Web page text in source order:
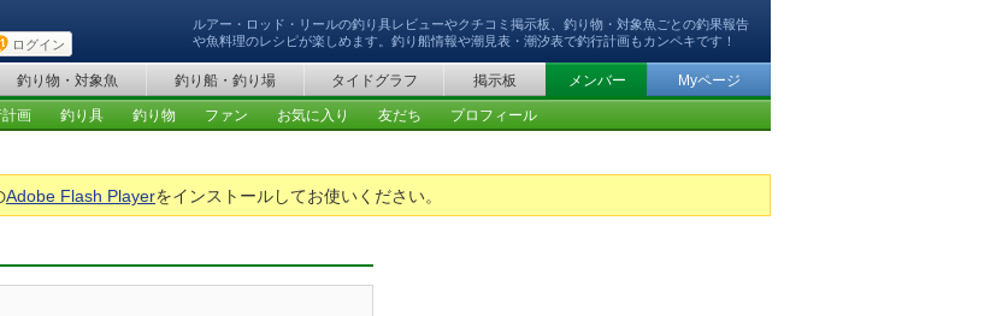
ルアー・ロッド・リールの釣り具レビューやクチコミ掲示板、釣り物・対象魚ごとの釣果報告
や魚料理のレシピが楽しめます。釣り船情報や潮見表・潮汐表で釣行計画もカンペキです！
ログイン
釣り物・対象魚 釣り船・釣り場 タイドグラフ 掲示板 メンバー Myページ
画 釣り具 釣り物 ファン お気に入り 友だち プロフィール
Adobe Flash Playerをインストールしてお使いください。